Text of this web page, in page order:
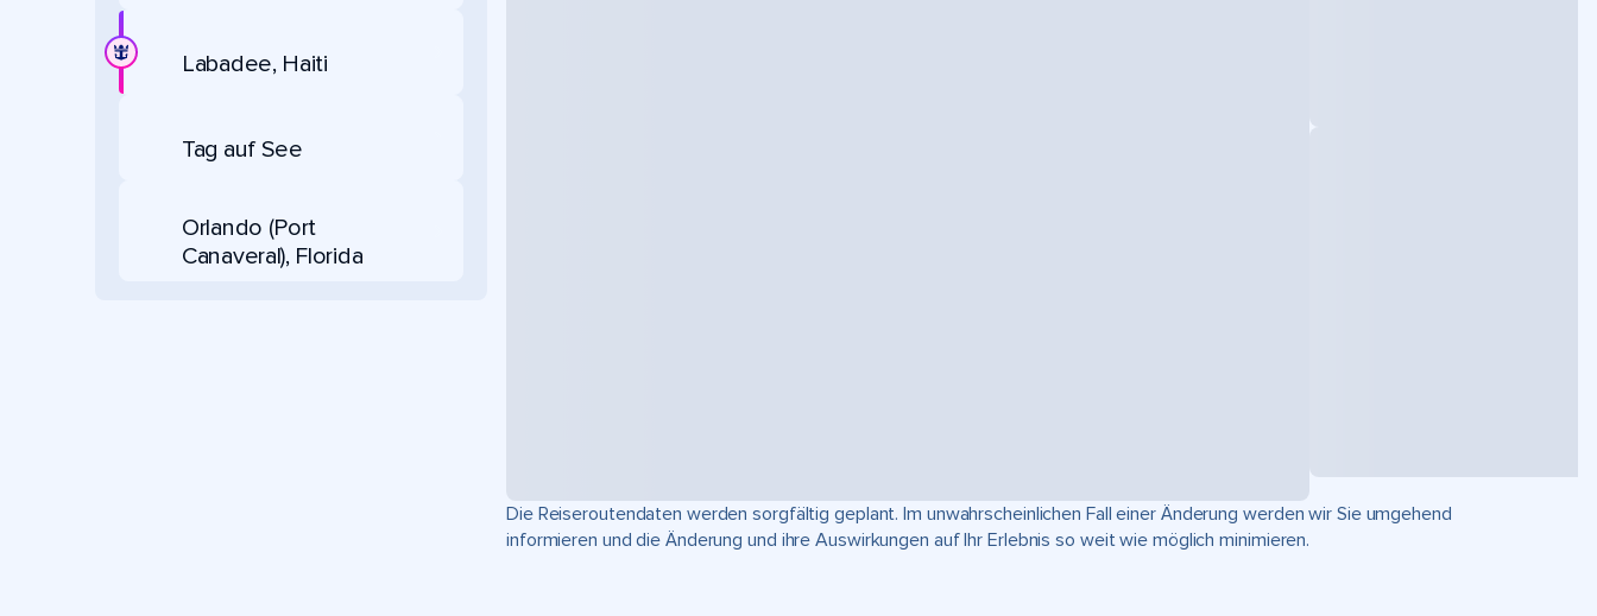
Labadee, Haiti
Tag auf See
Orlando (Port
Canaveral), Florida
Die Reiseroutendaten werden sorgfältig geplant. Im unwahrscheinlichen Fall einer Änderung werden wir Sie umgehend
informieren und die Änderung und ihre Auswirkungen auf Ihr Erlebnis so weit wie möglich minimieren.